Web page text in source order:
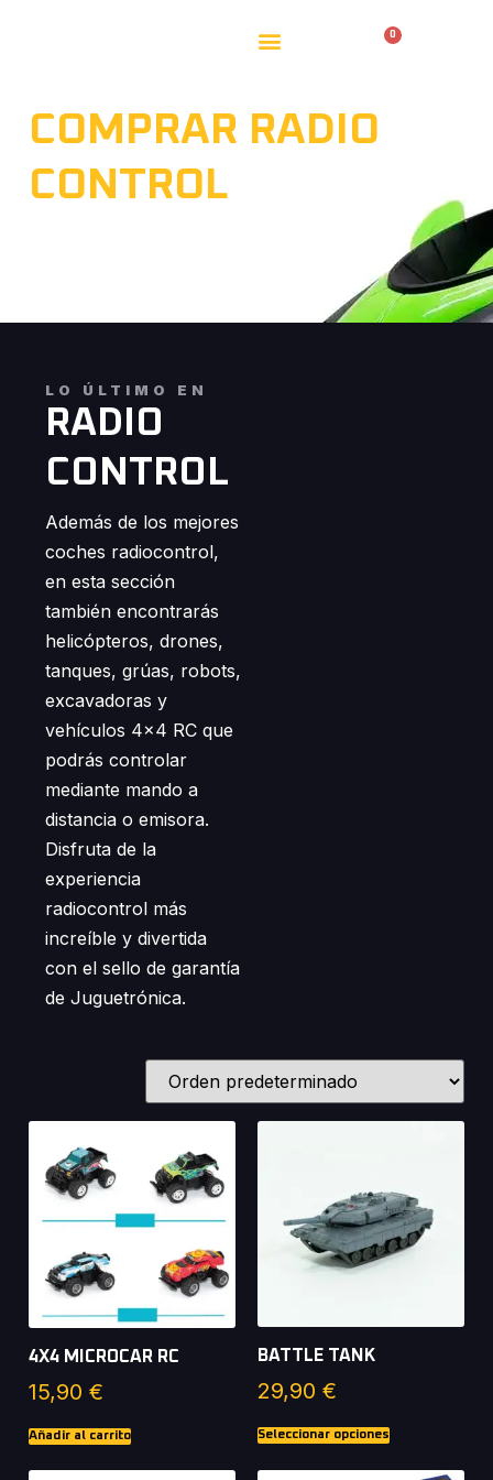
0
COMPRAR RADIO
CONTROL
LO ÚLTIMO EN
RADIO
CONTROL
Además de los mejores
coches radiocontrol,
en esta sección
también encontrarás
helicópteros, drones,
tanques, grúas, robots,
excavadoras y
vehículos 4×4 RC que
podrás controlar
mediante mando a
distancia o emisora.
Disfruta de la
experiencia
radiocontrol más
increíble y divertida
con el sello de garantía
de Juguetrónica.
4X4 MICROCAR RC
15,90 €
Añadir al carrito
BATTLE TANK
29,90 €
Seleccionar opciones